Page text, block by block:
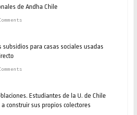
de Andha Chile
para casas sociales usadas
Estudiantes de la U. de Chile
construir sus propios colectores